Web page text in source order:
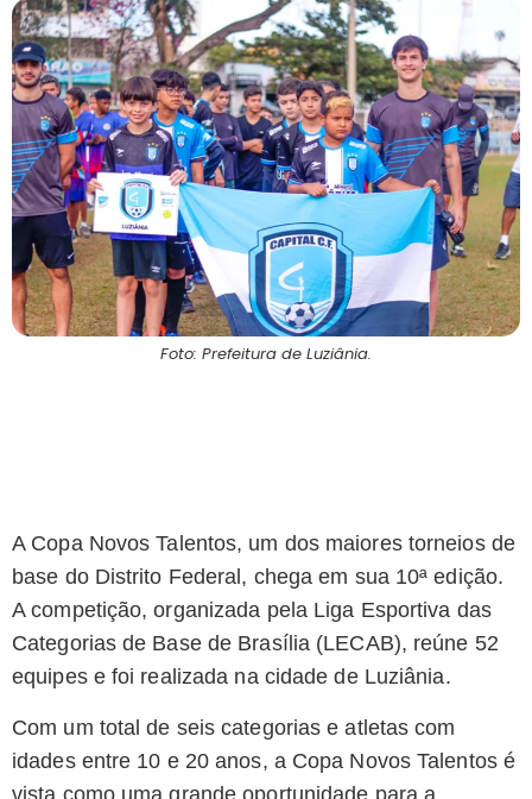
Foto: Prefeitura de Luziânia.
A Copa Novos Talentos, um dos maiores torneios de
base do Distrito Federal, chega em sua 10ª edição.
A competição, organizada pela Liga Esportiva das
Categorias de Base de Brasília (LECAB), reúne 52
equipes e foi realizada na cidade de Luziânia.
Com um total de seis categorias e atletas com
idades entre 10 e 20 anos, a Copa Novos Talentos é
vista como uma grande oportunidade para a